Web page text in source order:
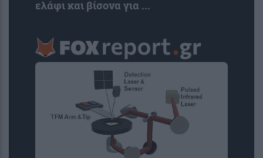
ελάφι και βίσονα για ...